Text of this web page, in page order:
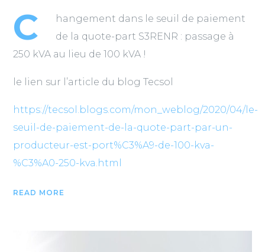
C
hangement dans le seuil de paiement
de la quote-part S3RENR : passage à
250 kVA au lieu de 100 kVA !
le lien sur l’article du blog Tecsol
https://tecsol.blogs.com/mon_weblog/2020/04/le-
seuil-de-paiement-de-la-quote-part-par-un-
producteur-est-port%C3%A9-de-100-kva-
%C3%A0-250-kva.html
READ MORE